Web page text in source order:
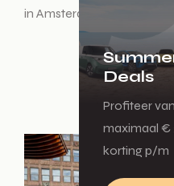
Deals
Profiteer van
maximaal €
korting p/m
in Amsterdam, Den Haag-